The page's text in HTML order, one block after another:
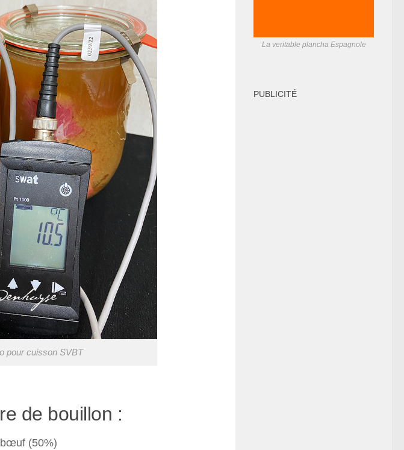
pour cuisson SVBT
de bouillon :
bœuf (50%)
La veritable plancha Espagnole
PUBLICITÉ